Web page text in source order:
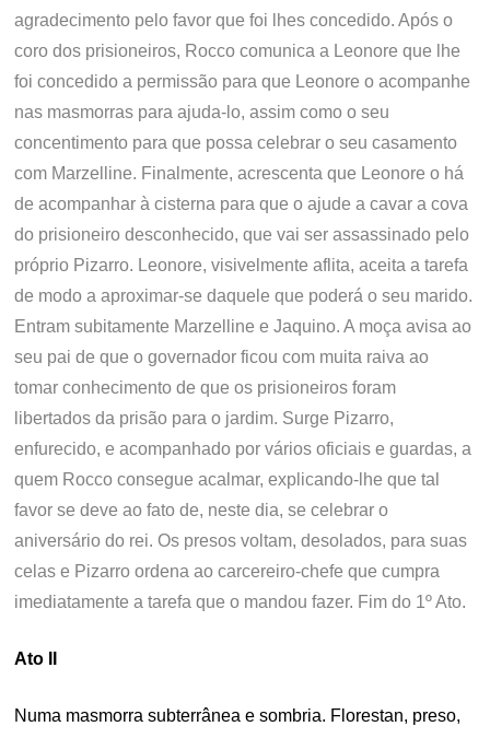
agradecimento pelo favor que foi lhes concedido. Após o
coro dos prisioneiros, Rocco comunica a Leonore que lhe
foi concedido a permissão para que Leonore o acompanhe
nas masmorras para ajuda-lo, assim como o seu
concentimento para que possa celebrar o seu casamento
com Marzelline. Finalmente, acrescenta que Leonore o há
de acompanhar à cisterna para que o ajude a cavar a cova
do prisioneiro desconhecido, que vai ser assassinado pelo
próprio Pizarro. Leonore, visivelmente aflita, aceita a tarefa
de modo a aproximar-se daquele que poderá o seu marido.
Entram subitamente Marzelline e Jaquino. A moça avisa ao
seu pai de que o governador ficou com muita raiva ao
tomar conhecimento de que os prisioneiros foram
libertados da prisão para o jardim. Surge Pizarro,
enfurecido, e acompanhado por vários oficiais e guardas, a
quem Rocco consegue acalmar, explicando-lhe que tal
favor se deve ao fato de, neste dia, se celebrar o
aniversário do rei. Os presos voltam, desolados, para suas
celas e Pizarro ordena ao carcereiro-chefe que cumpra
imediatamente a tarefa que o mandou fazer. Fim do 1º Ato.
Ato II
Numa masmorra subterrânea e sombria. Florestan, preso,